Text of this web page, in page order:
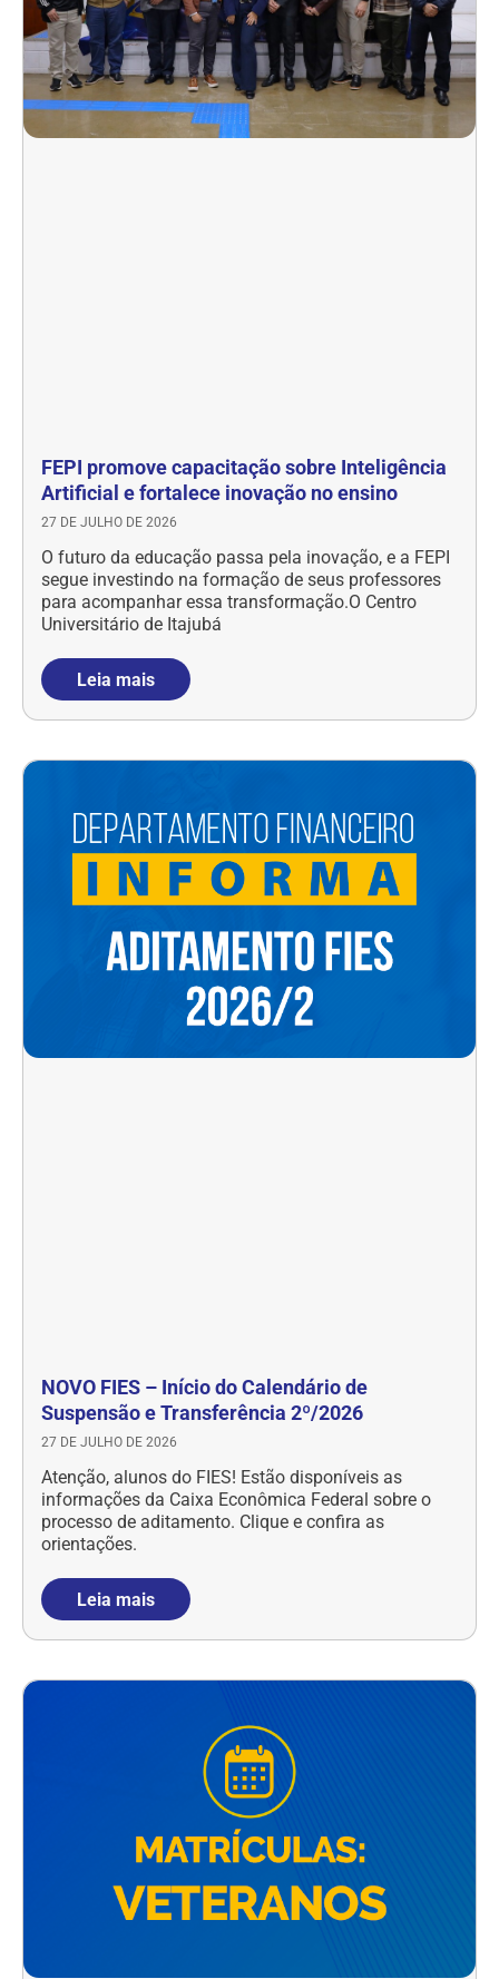
FEPI promove capacitação sobre Inteligência
Artificial e fortalece inovação no ensino
27 DE JULHO DE 2026
O futuro da educação passa pela inovação, e a FEPI
segue investindo na formação de seus professores
para acompanhar essa transformação.O Centro
Universitário de Itajubá
Leia mais
NOVO FIES – Início do Calendário de
Suspensão e Transferência 2º/2026
27 DE JULHO DE 2026
Atenção, alunos do FIES! Estão disponíveis as
informações da Caixa Econômica Federal sobre o
processo de aditamento. Clique e confira as
orientações.
Leia mais